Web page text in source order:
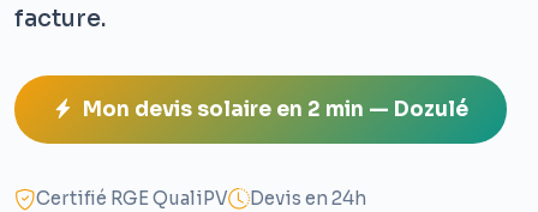
facture.
Mon devis solaire en 2 min — Dozulé
Certifié RGE QualiPV
Devis en 24h